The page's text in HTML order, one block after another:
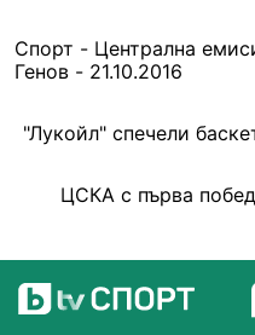
Спорт - Централна
Генов - 21.10.2016
"Лукойл" спечели
ЦСКА с първа